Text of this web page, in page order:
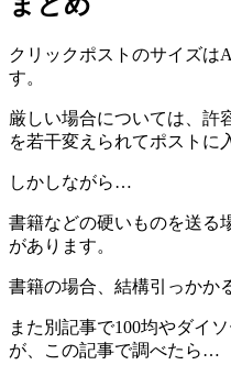
クリックポストのサイズは
す。
厳しい場合については、許
を若干変えられてポストに
しかしながら…
書籍などの硬いものを送る
があります。
書籍の場合、結構引っかか
また別記事で100均やダイ
が、この記事で調べたら…